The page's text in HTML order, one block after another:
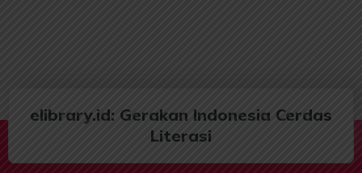
elibrary.id: Gerakan Indonesia Cerdas
Literasi